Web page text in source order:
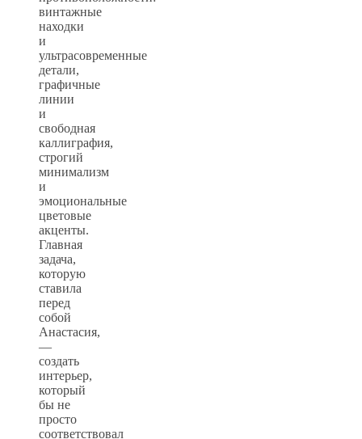
винтажные
находки
и
ультрасовременные
детали,
графичные
линии
и
свободная
каллиграфия,
строгий
минимализм
и
эмоциональные
цветовые
акценты.
Главная
задача,
которую
ставила
перед
собой
Анастасия,
—
создать
интерьер,
который
бы не
просто
соответствовал